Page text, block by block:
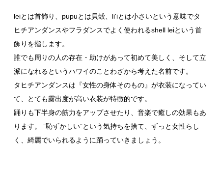
leiとは首飾り、pupuとは貝殻、li'iとは小さいという意味でタ
ヒチアンダンスやフラダンスでよく使われるshell leiという首
飾りを指します。
誰でも周りの人の存在・助けがあって初めて美しく、そして立
派になれるというハワイのことわざから考えた名前です。
タヒチアンダンスは『女性の身体そのもの』が衣装になってい
て、とても露出度が高い衣装が特徴的です。
踊りも下半身の筋力をアップさせたり、音楽で癒しの効果もあ
ります。 ”恥ずかしい”という気持ちを捨て、ずっと女性らし
く、綺麗でいられるように踊っていきましょう。